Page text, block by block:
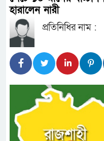
হারালেন নারী
প্রতিনিধির নাম :